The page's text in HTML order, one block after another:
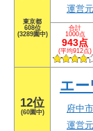
東京都
608位
(3289園中)
運営
合計
1000点
943点
(平均912点)
12位
(60園中)
エー
府中
運営